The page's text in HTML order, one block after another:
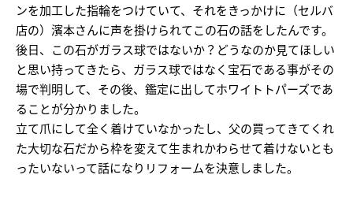
ンを加工した指輪をつけていて、それをきっかけに（セルバ
店の）濱本さんに声を掛けられてこの石の話をしたんです。
後日、この石がガラス球ではないか？どうなのか見てほしい
と思い持ってきたら、ガラス球ではなく宝石である事がその
場で判明して、その後、鑑定に出してホワイトトパーズであ
ることが分かりました。
立て爪にして全く着けていなかったし、父の買ってきてくれ
た大切な石だから枠を変えて生まれかわらせて着けないとも
ったいないって話になりリフォームを決意しました。